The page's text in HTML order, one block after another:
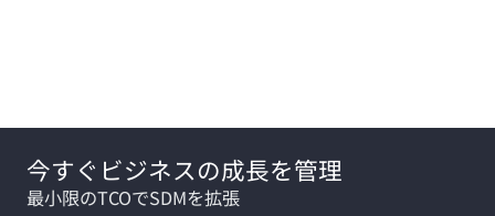
今すぐビジネスの成長を管理
最小限のTCOでSDMを拡張